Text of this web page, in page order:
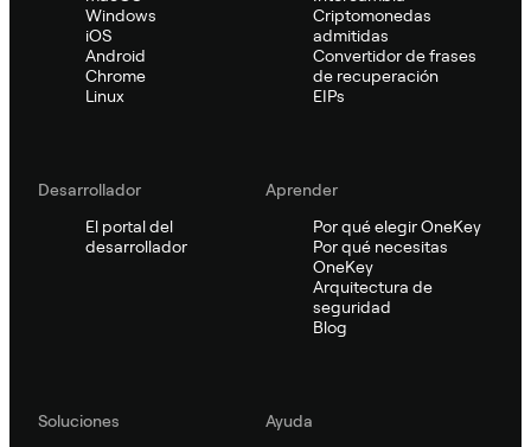
Windows
iOS
Android
Chrome
Linux
Criptomonedas
admitidas
Convertidor de frases
de recuperación
EIPs
Desarrollador
El portal del
desarrollador
Aprender
Por qué elegir OneKey
Por qué necesitas
OneKey
Arquitectura de
seguridad
Blog
Soluciones
Ayuda